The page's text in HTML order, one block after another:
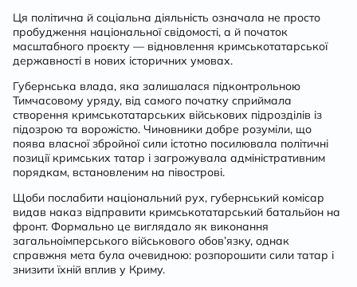
Ця політична й соціальна діяльність означала не просто
пробудження національної свідомості, а й початок
масштабного проєкту — відновлення кримськотатарської
державності в нових історичних умовах.
Губернська влада, яка залишалася підконтрольною
Тимчасовому уряду, від самого початку сприймала
створення кримськотатарських військових підрозділів із
підозрою та ворожістю. Чиновники добре розуміли, що
поява власної збройної сили істотно посилювала політичні
позиції кримських татар і загрожувала адміністративним
порядкам, встановленим на півострові.
Щоби послабити національний рух, губернський комісар
видав наказ відправити кримськотатарський батальйон на
фронт. Формально це виглядало як виконання
загальноімперського військового обов’язку, однак
справжня мета була очевидною: розпорошити сили татар і
знизити їхній вплив у Криму.